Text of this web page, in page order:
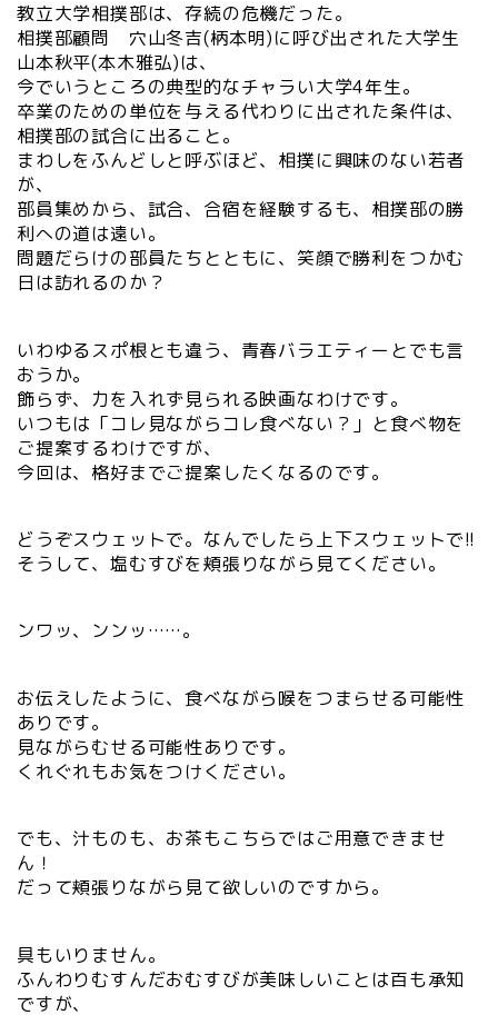
教立大学相撲部は、存続の危機だった。
相撲部顧問 穴山冬吉(柄本明)に呼び出された大学生
山本秋平(本木雅弘)は、
今でいうところの典型的なチャラい大学4年生。
卒業のための単位を与える代わりに出された条件は、
相撲部の試合に出ること。
まわしをふんどしと呼ぶほど、相撲に興味のない若者
が、
部員集めから、試合、合宿を経験するも、相撲部の勝
利への道は遠い。
問題だらけの部員たちとともに、笑顔で勝利をつかむ
日は訪れるのか？
いわゆるスポ根とも違う、青春バラエティーとでも言
おうか。
飾らず、力を入れず見られる映画なわけです。
いつもは「コレ見ながらコレ食べない？」と食べ物を
ご提案するわけですが、
今回は、格好までご提案したくなるのです。
どうぞスウェットで。なんでしたら上下スウェットで!!
そうして、塩むすびを頬張りながら見てください。
ンワッ、ンンッ……。
お伝えしたように、食べながら喉をつまらせる可能性
ありです。
見ながらむせる可能性ありです。
くれぐれもお気をつけください。
でも、汁ものも、お茶もこちらではご用意できませ
ん！
だって頬張りながら見て欲しいのですから。
具もいりません。
ふんわりむすんだおむすびが美味しいことは百も承知
ですが、